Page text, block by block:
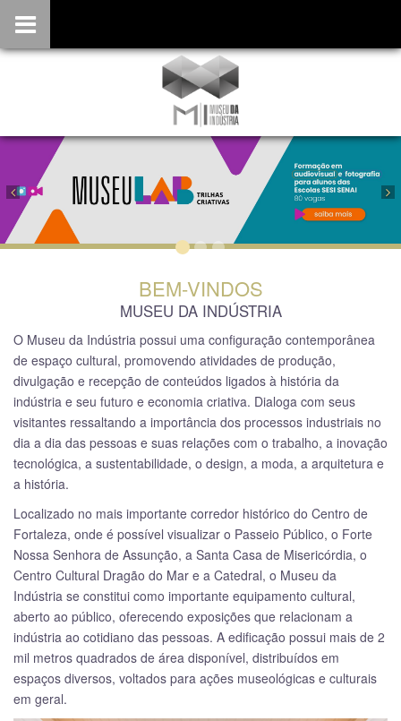
Previous
BEM-VINDOS
MUSEU DA INDÚSTRIA
O Museu da Indústria possui uma configuração contemporânea
de espaço cultural, promovendo atividades de produção,
divulgação e recepção de conteúdos ligados à história da
indústria e seu futuro e economia criativa. Dialoga com seus
visitantes ressaltando a importância dos processos industriais no
dia a dia das pessoas e suas relações com o trabalho, a inovação
tecnológica, a sustentabilidade, o design, a moda, a arquitetura e
a história.
Localizado no mais importante corredor histórico do Centro de
Fortaleza, onde é possível visualizar o Passeio Público, o Forte
Nossa Senhora de Assunção, a Santa Casa de Misericórdia, o
Centro Cultural Dragão do Mar e a Catedral, o Museu da
Indústria se constitui como importante equipamento cultural,
aberto ao público, oferecendo exposições que relacionam a
indústria ao cotidiano das pessoas. A edificação possui mais de 2
mil metros quadrados de área disponível, distribuídos em
espaços diversos, voltados para ações museológicas e culturais
em geral.